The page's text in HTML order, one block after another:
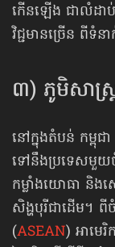
កើនឡើង ជាលំដា
វិជ្ជមាន​ច្រើន ពីទំន
៣) ភូមិសាស្
នៅក្នុងតំបន់ កម្ពុជ
ទៅនឹងប្រទេសមួយចំ
កម្លាំងយោធា និង
សិង្ហបុរីជាដើម។
(ASEAN) អាមេរិ